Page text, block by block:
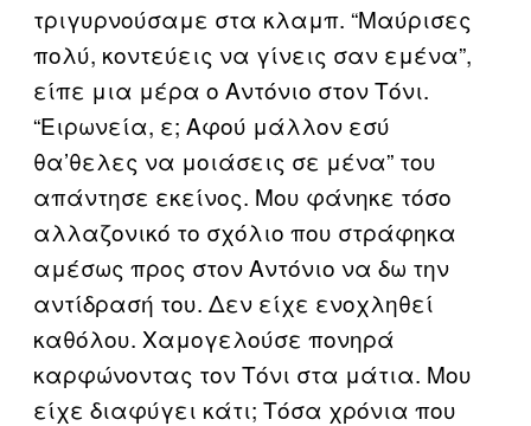
τριγυρνούσαμε στα κλαμπ. “Μαύρισες
πολύ, κοντεύεις να γίνεις σαν εμένα”,
είπε μια μέρα ο Αντόνιο στον Τόνι.
“Ειρωνεία, ε; Αφού μάλλον εσύ
θα’θελες να μοιάσεις σε μένα” του
απάντησε εκείνος. Μου φάνηκε τόσο
αλλαζονικό το σχόλιο που στράφηκα
αμέσως προς στον Αντόνιο να δω την
αντίδρασή του. Δεν είχε ενοχληθεί
καθόλου. Χαμογελούσε πονηρά
καρφώνοντας τον Τόνι στα μάτια. Μου
είχε διαφύγει κάτι; Τόσα χρόνια που